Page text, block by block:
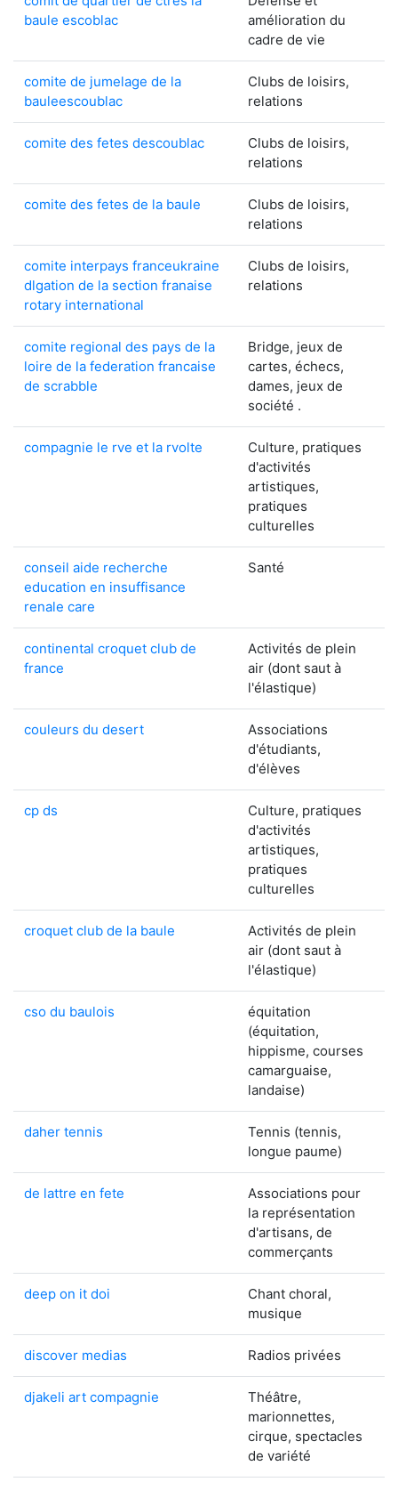
baule escoblac
amélioration du
cadre de vie
comite de jumelage de la
bauleescoublac
Clubs de loisirs,
relations
comite des fetes descoublac
Clubs de loisirs,
relations
comite des fetes de la baule
Clubs de loisirs,
relations
comite interpays franceukraine
dlgation de la section franaise
rotary international
Clubs de loisirs,
relations
comite regional des pays de la
loire de la federation francaise
de scrabble
Bridge, jeux de
cartes, échecs,
dames, jeux de
société .
compagnie le rve et la rvolte
Culture, pratiques
d'activités
artistiques,
pratiques
culturelles
conseil aide recherche
education en insuffisance
renale care
Santé
continental croquet club de
france
Activités de plein
air (dont saut à
l'élastique)
couleurs du desert
Associations
d'étudiants,
d'élèves
cp ds
Culture, pratiques
d'activités
artistiques,
pratiques
culturelles
croquet club de la baule
Activités de plein
air (dont saut à
l'élastique)
cso du baulois
équitation
(équitation,
hippisme, courses
camarguaise,
landaise)
daher tennis
Tennis (tennis,
longue paume)
de lattre en fete
Associations pour
la représentation
d'artisans, de
commerçants
deep on it doi
Chant choral,
musique
discover medias Radios privées
djakeli art compagnie
Théâtre,
marionnettes,
cirque, spectacles
de variété